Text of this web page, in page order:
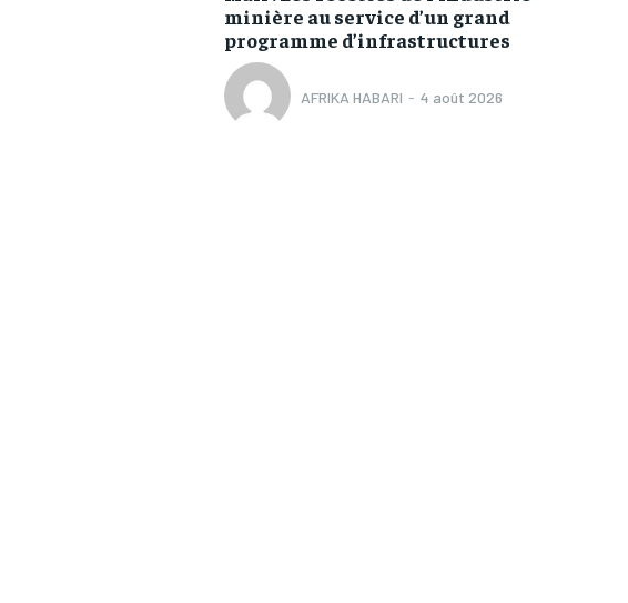
minière au service d’un grand
programme d’infrastructures
AFRIKA HABARI - 4 août 2026